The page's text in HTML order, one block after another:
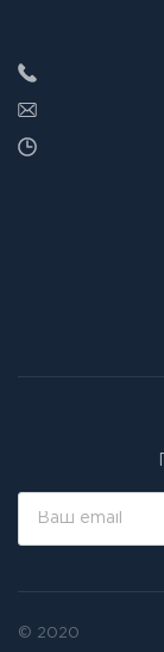
© 2020